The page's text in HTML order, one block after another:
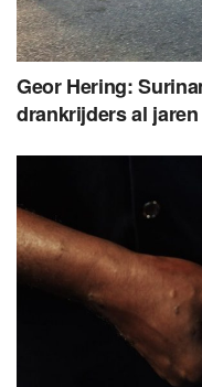
Geor Hering:
drankrijders al